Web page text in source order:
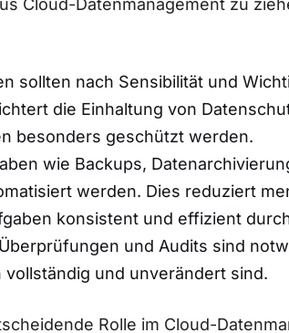
Cloud-Datenmanagement zu
sollten nach Sensibilität und
die Einhaltung von
​besonders geschützt werden.
wie Backups,
werden.‌ Dies reduziert
konsistent und effizient
und Audits sind
und unverändert sind.
Rolle im⁤ Cloud-